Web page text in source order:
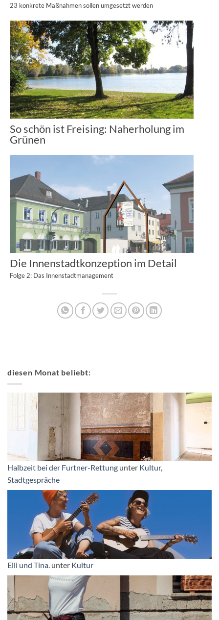
23 konkrete Maßnahmen sollen umgesetzt werden
So schön ist Freising: Naherholung im
Grünen
Die Innenstadtkonzeption im Detail
Folge 2: Das Innenstadtmanagement
diesen Monat beliebt:
Halbzeit bei der Furtner-Rettung unter Kultur,
Stadtgespräche
Elli und Tina. unter Kultur